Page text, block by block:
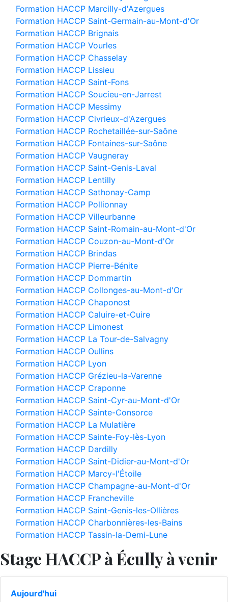
Formation HACCP Marcilly-d'Azergues
Formation HACCP Saint-Germain-au-Mont-d'Or
Formation HACCP Brignais
Formation HACCP Vourles
Formation HACCP Chasselay
Formation HACCP Lissieu
Formation HACCP Saint-Fons
Formation HACCP Soucieu-en-Jarrest
Formation HACCP Messimy
Formation HACCP Civrieux-d'Azergues
Formation HACCP Rochetaillée-sur-Saône
Formation HACCP Fontaines-sur-Saône
Formation HACCP Vaugneray
Formation HACCP Saint-Genis-Laval
Formation HACCP Lentilly
Formation HACCP Sathonay-Camp
Formation HACCP Pollionnay
Formation HACCP Villeurbanne
Formation HACCP Saint-Romain-au-Mont-d'Or
Formation HACCP Couzon-au-Mont-d'Or
Formation HACCP Brindas
Formation HACCP Pierre-Bénite
Formation HACCP Dommartin
Formation HACCP Collonges-au-Mont-d'Or
Formation HACCP Chaponost
Formation HACCP Caluire-et-Cuire
Formation HACCP Limonest
Formation HACCP La Tour-de-Salvagny
Formation HACCP Oullins
Formation HACCP Lyon
Formation HACCP Grézieu-la-Varenne
Formation HACCP Craponne
Formation HACCP Saint-Cyr-au-Mont-d'Or
Formation HACCP Sainte-Consorce
Formation HACCP La Mulatière
Formation HACCP Sainte-Foy-lès-Lyon
Formation HACCP Dardilly
Formation HACCP Saint-Didier-au-Mont-d'Or
Formation HACCP Marcy-l'Étoile
Formation HACCP Champagne-au-Mont-d'Or
Formation HACCP Francheville
Formation HACCP Saint-Genis-les-Ollières
Formation HACCP Charbonnières-les-Bains
Formation HACCP Tassin-la-Demi-Lune
Stage HACCP à Écully à venir
Aujourd'hui